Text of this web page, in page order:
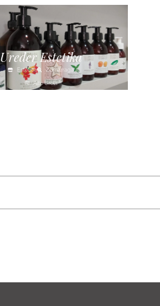
Ureder Estetika
Estética Zumarraga
Alto Urola